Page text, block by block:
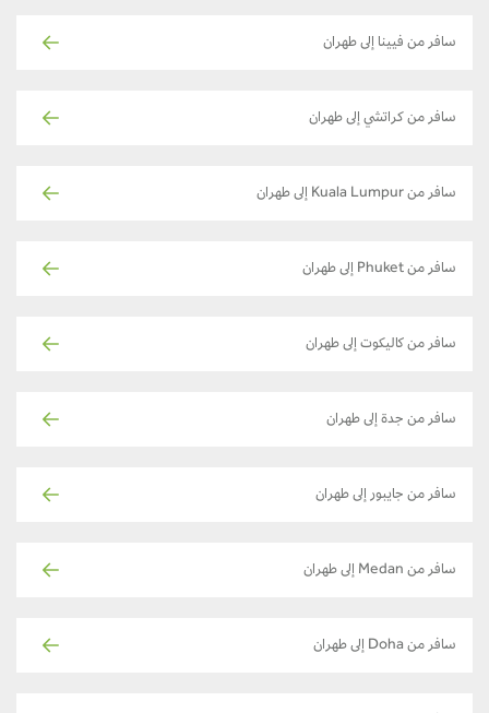
سافر من فيينا إلى طهران
سافر من كراتشي إلى طهران
سافر من Kuala Lumpur إلى طهران
سافر من Phuket إلى طهران
سافر من كاليكوت إلى طهران
سافر من جدة إلى طهران
سافر من جايبور إلى طهران
سافر من Medan إلى طهران
سافر من Doha إلى طهران